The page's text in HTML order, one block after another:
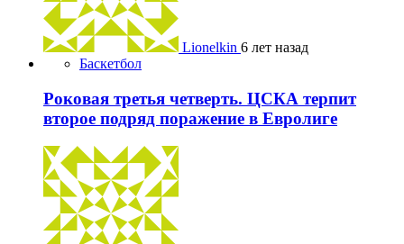
Lionelkin 6 лет назад
Баскетбол
Роковая третья четверть. ЦСКА терпит
второе подряд поражение в Евролиге